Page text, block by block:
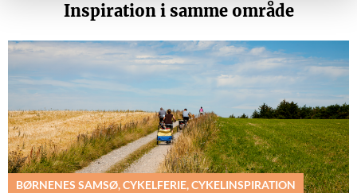
Inspiration i samme område
BØRNENES SAMSØ, CYKELFERIE, CYKELINSPIRATION